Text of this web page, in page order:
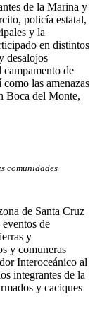
de la Marina y
policía estatal,
y la
en distintos
desalojos
campamento de
las amenazas
Boca del Monte,
comunidades
de Santa Cruz
de
y
y comuneras
Interoceánico al
integrantes de la
y caciques